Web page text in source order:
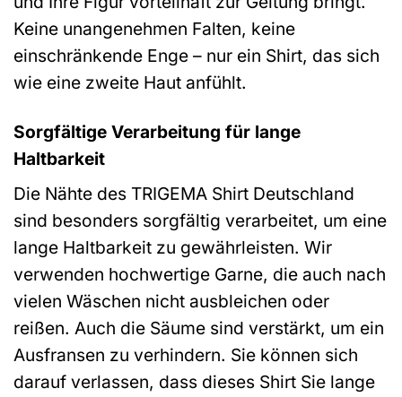
Keine unangenehmen Falten, keine
einschränkende Enge – nur ein Shirt, das sich
wie eine zweite Haut anfühlt.
Sorgfältige Verarbeitung für lange
Haltbarkeit
Die Nähte des TRIGEMA Shirt Deutschland
sind besonders sorgfältig verarbeitet, um eine
lange Haltbarkeit zu gewährleisten. Wir
verwenden hochwertige Garne, die auch nach
vielen Wäschen nicht ausbleichen oder
reißen. Auch die Säume sind verstärkt, um ein
Ausfransen zu verhindern. Sie können sich
darauf verlassen, dass dieses Shirt Sie lange